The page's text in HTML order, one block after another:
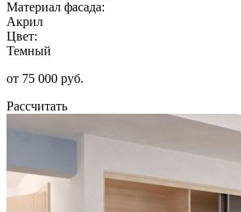
Материал фасада:
Акрил
Цвет:
Темный
от 75 000 руб.
Рассчитать